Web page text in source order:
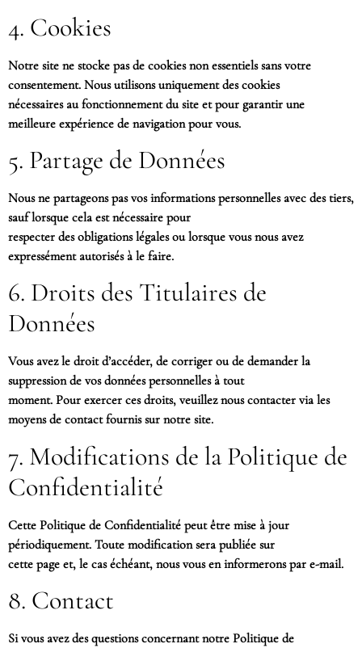
4. Cookies
Notre site ne stocke pas de cookies non essentiels sans votre
consentement. Nous utilisons uniquement des cookies
nécessaires au fonctionnement du site et pour garantir une
meilleure expérience de navigation pour vous.
5. Partage de Données
Nous ne partageons pas vos informations personnelles avec des tiers,
sauf lorsque cela est nécessaire pour
respecter des obligations légales ou lorsque vous nous avez
expressément autorisés à le faire.
6. Droits des Titulaires de
Données
Vous avez le droit d’accéder, de corriger ou de demander la
suppression de vos données personnelles à tout
moment. Pour exercer ces droits, veuillez nous contacter via les
moyens de contact fournis sur notre site.
7. Modifications de la Politique de
Confidentialité
Cette Politique de Confidentialité peut être mise à jour
périodiquement. Toute modification sera publiée sur
cette page et, le cas échéant, nous vous en informerons par e-mail.
8. Contact
Si vous avez des questions concernant notre Politique de